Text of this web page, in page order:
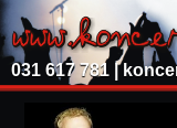
031 617 781 |